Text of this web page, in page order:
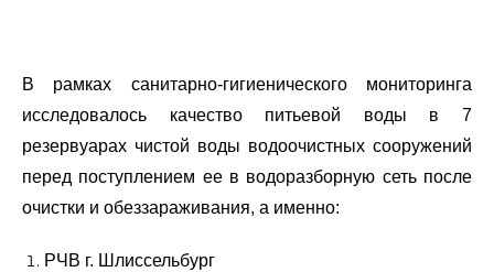
В рамках санитарно-гигиенического мониторинга
исследовалось качество питьевой воды в 7
резервуарах чистой воды водоочистных сооружений
перед поступлением ее в водоразборную сеть после
очистки и обеззараживания, а именно:
РЧВ г. Шлиссельбург